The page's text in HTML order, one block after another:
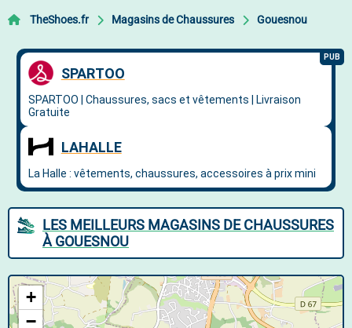
TheShoes.fr Magasins de Chaussures Gouesnou
LES MEILLEURS MAGASINS DE CHAUSSURES
À GOUESNOU
+
−